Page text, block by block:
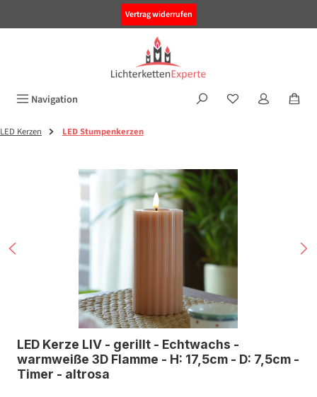
Vertrag widerrufen
Navigation
LED Kerzen LED Stumpenkerzen
Bildergalerie überspringen
LED Kerze LIV - gerillt - Echtwachs -
warmweiße 3D Flamme - H: 17,5cm - D: 7,5cm -
Timer - altrosa